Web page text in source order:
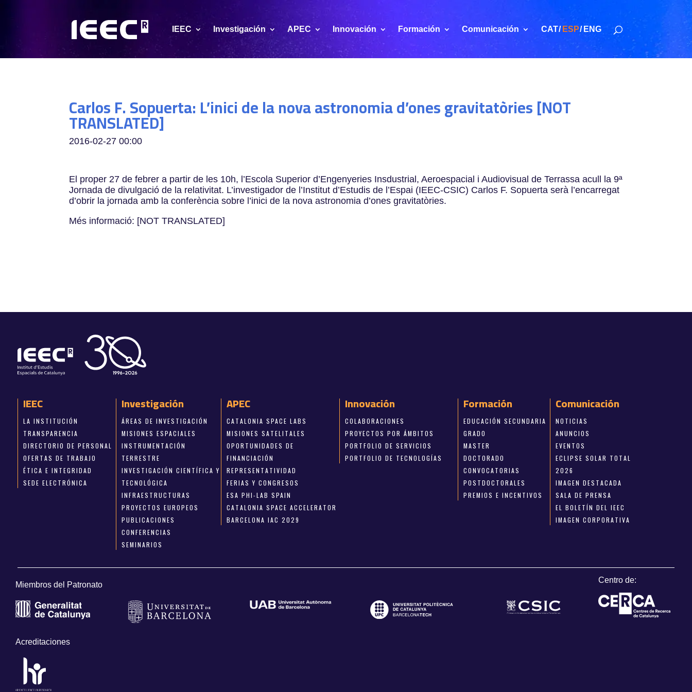
IEEC Investigación APEC Innovación Formación Comunicación CAT ESP ENG
Carlos F. Sopuerta: L’inici de la nova astronomia d’ones gravitatòries [NOT
TRANSLATED]
2016-02-27 00:00
El proper 27 de febrer a partir de les 10h, l’Escola Superior d’Engenyeries Insdustrial, Aeroespacial i Audiovisual de Terrassa acull la 9ª
Jornada de divulgació de la relativitat. L’investigador de l’Institut d’Estudis de l’Espai (IEEC-CSIC) Carlos F. Sopuerta serà l’encarregat
d’obrir la jornada amb la conferència sobre l’inici de la nova astronomia d’ones gravitatòries.
Més informació: [NOT TRANSLATED]
IEEC
LA INSTITUCIÓN
TRANSPARENCIA
DIRECTORIO DE PERSONAL
OFERTAS DE TRABAJO
ÉTICA E INTEGRIDAD
SEDE ELECTRÓNICA
Investigación
ÁREAS DE INVESTIGACIÓN
MISIONES ESPACIALES
INSTRUMENTACIÓN
TERRESTRE
INVESTIGACIÓN CIENTÍFICA Y
TECNOLÓGICA
INFRAESTRUCTURAS
PROYECTOS EUROPEOS
PUBLICACIONES
CONFERENCIAS
SEMINARIOS
APEC
CATALONIA SPACE LABS
MISIONES SATELITALES
OPORTUNIDADES DE
FINANCIACIÓN
REPRESENTATIVIDAD
FERIAS Y CONGRESOS
ESA PHI-LAB SPAIN
CATALONIA SPACE ACCELERATOR
BARCELONA IAC 2029
Innovación
COLABORACIONES
PROYECTOS POR ÁMBITOS
PORTFOLIO DE SERVICIOS
PORTFOLIO DE TECNOLOGÍAS
Formación
EDUCACIÓN SECUNDARIA
GRADO
MASTER
DOCTORADO
CONVOCATORIAS
POSTDOCTORALES
PREMIOS E INCENTIVOS
Comunicación
NOTICIAS
ANUNCIOS
EVENTOS
ECLIPSE SOLAR TOTAL
2026
IMAGEN DESTACADA
SALA DE PRENSA
EL BOLETÍN DEL IEEC
IMAGEN CORPORATIVA
Miembros del Patronato
Centro de:
Acreditaciones